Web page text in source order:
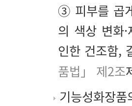
③ 피부를 곱
의 색상 변화
인한 건조함,
품법」 제2조
기능성화장